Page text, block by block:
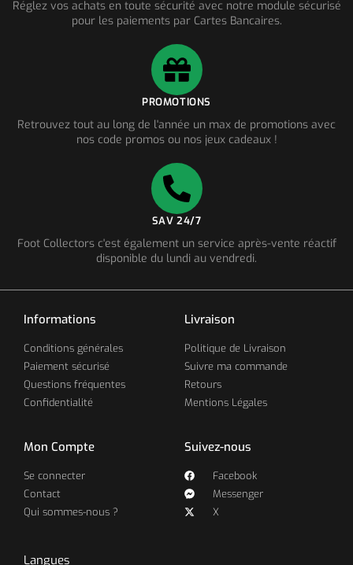
Réglez vos achats en toute sécurité avec notre module sécurisé
pour les paiements par Cartes Bancaires.
PROMOTIONS
Retrouvez tout au long de l'année un max de promotions avec
nos code promos ou nos jeux cadeaux !
SAV 24/7
Foot Collectors c'est également un service après-vente réactif
disponible du lundi au vendredi.
Informations
Conditions générales
Paiement sécurisé
Questions fréquentes
Confidentialité
Livraison
Politique de Livraison
Suivre ma commande
Retours
Mentions Légales
Mon Compte
Se connecter
Contact
Qui sommes-nous ?
Suivez-nous
Facebook
Messenger
X
Langues